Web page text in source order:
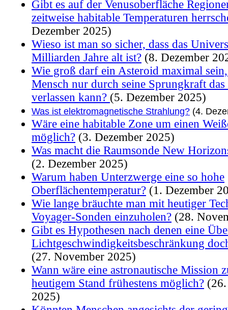
Gibt es auf der Venusoberfläche
zeitweise habitable Temperaturen
Dezember 2025)
Wieso ist man so sicher, dass das
Milliarden Jahre alt ist? (8. Dezember
Wie groß darf ein Asteroid maximal
Mensch nur durch seine Sprungkraft
verlassen kann? (5. Dezember 2025)
Was ist elektromagnetische Strahlung? (4.
Wäre eine habitable Zone um einen
möglich? (3. Dezember 2025)
Was macht die Raumsonde New
(2. Dezember 2025)
Warum haben Unterzwerge eine so hohe
Oberflächentemperatur? (1. Dezember
Wie lange bräuchte man mit heutiger
Voyager-Sonden einzuholen? (28.
Gibt es Hypothesen nach denen eine
Lichtgeschwindigkeitsbeschränkung
(27. November 2025)
Wann wäre eine astronautische Mission
heutigem Stand frühestens möglich?
2025)